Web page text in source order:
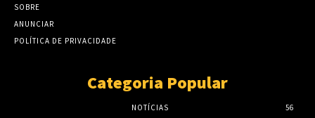
SOBRE
ANUNCIAR
POLÍTICA DE PRIVACIDADE
Categoria Popular
NOTÍCIAS
56